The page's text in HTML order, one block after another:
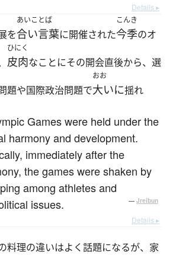
Details ▸
を
あいことば
合い言葉に開催された
こんき
今季のオ
ひにく
皮肉なことにその開会直後から、選
題や国際政治問題で
おお
大いに揺れ
Games were held under the
harmony and development.
immediately after the
the games were shaken by
among athletes and
issues.
— Jreibun
Details ▸
料理の違いはよく話題になるが、家